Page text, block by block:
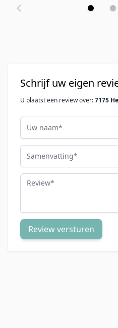
Schrijf uw eigen
U plaatst een review over:7175
Uw naam
Samenvatting
Review
Review versturen